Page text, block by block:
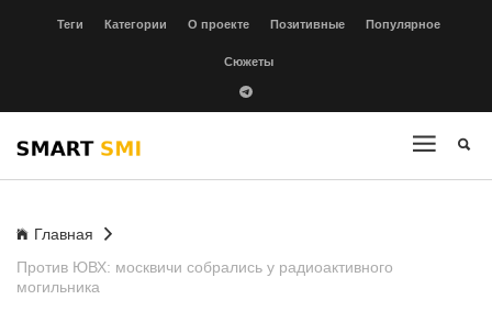
Теги Категории О проекте Позитивные Популярное
Сюжеты
Главная
Против ЮВХ: москвичи собрались у радиоактивного
могильника